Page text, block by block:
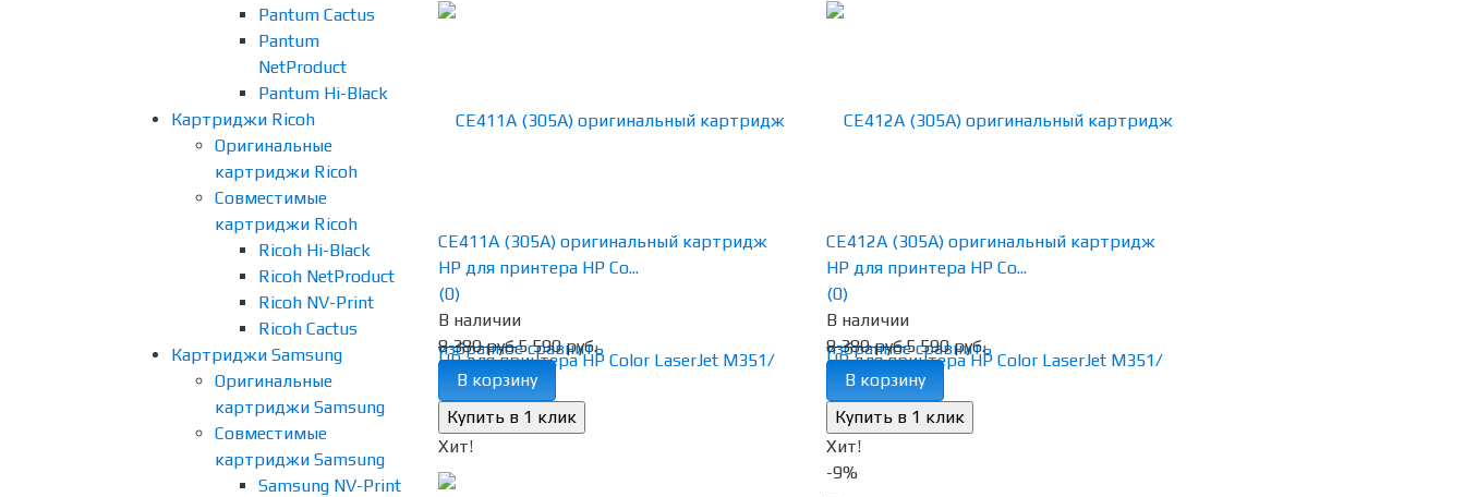
Pantum Cactus
Pantum
NetProduct
Pantum Hi-Black
Картриджи Ricoh
Оригинальные
картриджи Ricoh
Совместимые
картриджи Ricoh
Ricoh Hi-Black
Ricoh NetProduct
Ricoh NV-Print
Ricoh Cactus
Картриджи Samsung
Оригинальные
картриджи Samsung
Совместимые
картриджи Samsung
Samsung NV-Print
избранное сравнить
CE411A (305A) оригинальный картридж
HP для принтера HP Co...
(0)
В наличии
8 380 руб.5 590 руб.
В корзину
избранное сравнить
CE412A (305A) оригинальный картридж
HP для принтера HP Co...
(0)
В наличии
8 380 руб.5 590 руб.
В корзину
Хит!
Хит!
-9%